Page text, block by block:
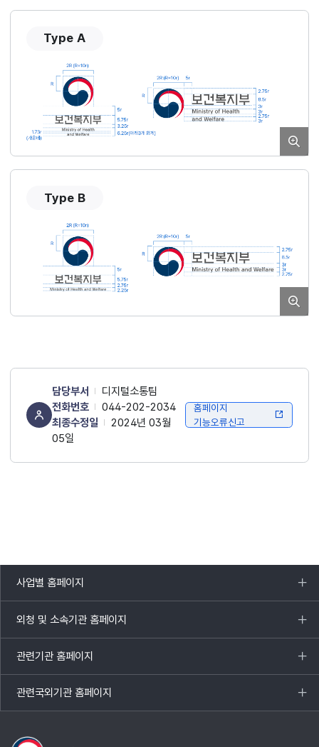
Type A
Type B
담당부서
디지털소통팀
전화번호
044-202-2034
최종수정일
2024년 03월
05일
홈페이지
기능오류신고
사업별 홈페이지
목록
열기
외청 및 소속기관 홈페이지
목록
열기
관련기관 홈페이지
목록
열기
관련국외기관 홈페이지
목록
열기